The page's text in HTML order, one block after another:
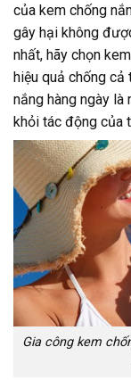
của kem chống
gây hại không
nhất, hãy chọn
hiệu quả chống cả
nắng hàng ngày
khỏi tác động của
Gia công kem